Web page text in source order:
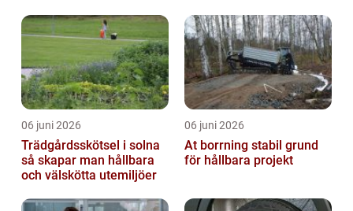
06 juni 2026
Trädgårdsskötsel i solna
så skapar man hållbara
och välskötta utemiljöer
06 juni 2026
At borrning stabil grund
för hållbara projekt